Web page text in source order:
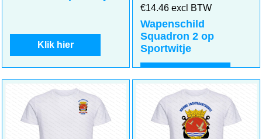
Klik hier
€14.46 excl BTW
Wapenschild
Squadron 2 op
Sportwitje